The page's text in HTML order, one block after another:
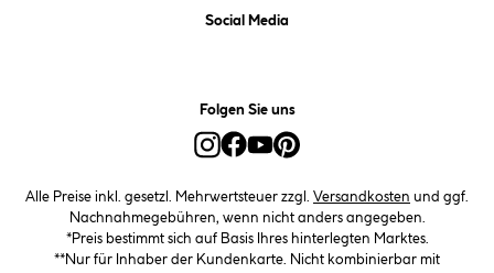
Social Media
Folgen Sie uns
Alle Preise inkl. gesetzl. Mehrwertsteuer zzgl. Versandkosten und ggf.
Nachnahmegebühren, wenn nicht anders angegeben.
*Preis bestimmt sich auf Basis Ihres hinterlegten Marktes.
**Nur für Inhaber der Kundenkarte. Nicht kombinierbar mit